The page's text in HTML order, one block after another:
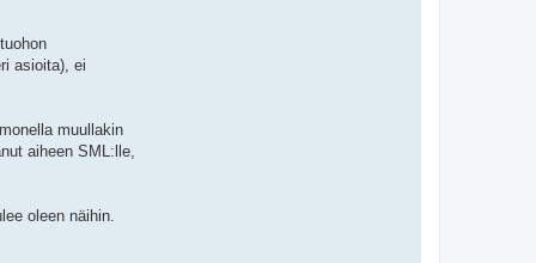
asioita), ei
muullakin
aiheen SML:lle,
oleen näihin.